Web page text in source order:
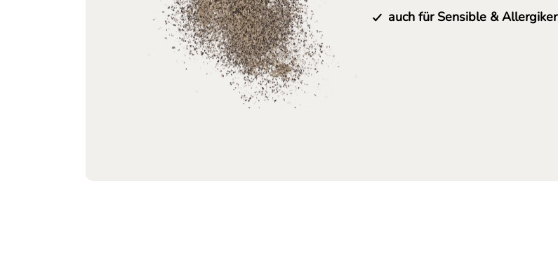
auch für Sensible & Allergiker